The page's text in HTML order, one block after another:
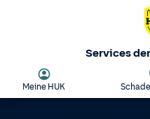
Services
Meine HUK